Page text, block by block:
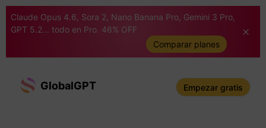
Claude Opus 4.6, Sora 2, Nano Banana Pro, Gemini 3 Pro,
GPT 5.2... todo en Pro. 46% OFF
Comparar planes
GlobalGPT Empezar gratis